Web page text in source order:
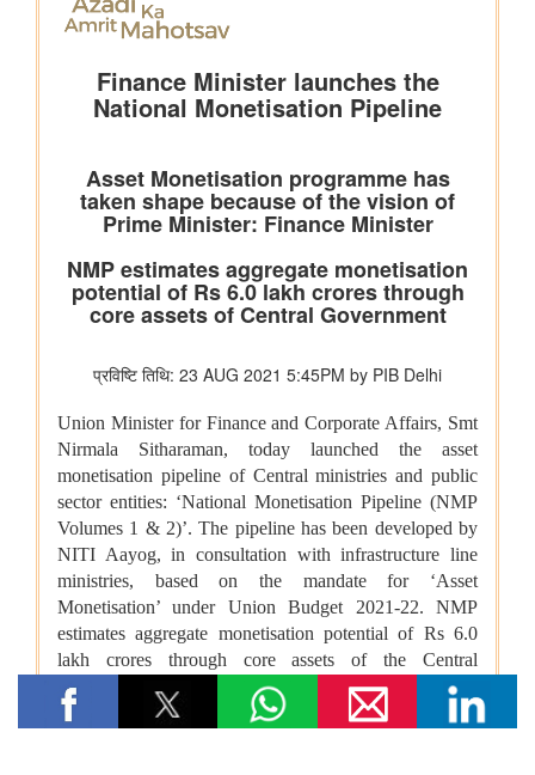
प्रधानमंत्री आवास योजना - शहरी क्षेत्र में उपलब्धि: 1.25 करोड़ घरों की
स्वीकृति, 1 करोड़ घरों का निर्माण पूरा हुआ
नवीन एवं नवीकरणीय ऊर्जा मंत्रालय
भारत ने जीवाश्म ईंधन रहित विद्युत उत्पादन क्षमता में 300 गीगावाट का
ऐतिहासिक आंकड़ा हासिल किया
विज्ञान एवं प्रौद्योगिकी मंत्रालय
डॉ. जितेंद्र सिंह के अनुसार, भारत अगली औद्योगिक क्रांति में एक महत्वपूर्ण
सरकार ने डीएपीएससी के अंतर्गत अनुसूचित जातियों के कल्याण और विकास
के लिए निर्धारित निधियों की निगरानी और मजबूत की
पिछले तीन वित्त वर्षों के दौरान कर्नाटक में अनुसूचित जाति के विद्यार्थियों के
लिए पोस्ट-मैट्रिक छात्रवृत्ति के अंतर्गत 1,178.20 करोड़ रुपये की केंद्रीय
हिस्सेदारी जारी
आर्थिक बाधाओं से लेकर शैक्षिक आकांक्षाओं तक: छात्रवृत्ति सहायता ने गणेश
कुमार को बी.टेक की पढ़ाई पूरी करने में कैसे मदद की
वित्तीय बाधाओं से लेकर शैक्षिक आकांक्षाओं तक: अनु प्रिया को बी.टेक की
पढ़ाई पूरी करने में छात्रवृत्ति सहायता ने कैसे मदद की
वित्तीय बाधाओं से लेकर तकनीकी आकांक्षाओं तक: यारा महेश को बी.टेक की